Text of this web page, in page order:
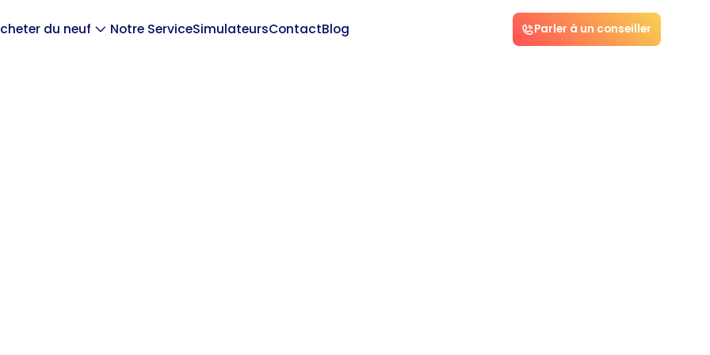
du neuf Notre ServiceSimulateursContactBlog Parler à un conseiller